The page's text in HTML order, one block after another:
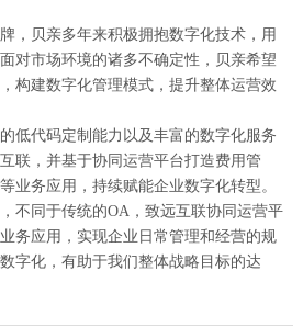
，贝亲多年来积极拥抱数字化技术，用
对市场环境的诸多不确定性，贝亲希望
构建数字化管理模式，提升整体运营效
低代码定制能力以及丰富的数字化服务
联，并基于协同运营平台打造费用管
业务应用，持续赋能企业数字化转型。
不同于传统的OA，致远互联协同运营平
务应用，实现企业日常管理和经营的规
字化，有助于我们整体战略目标的达